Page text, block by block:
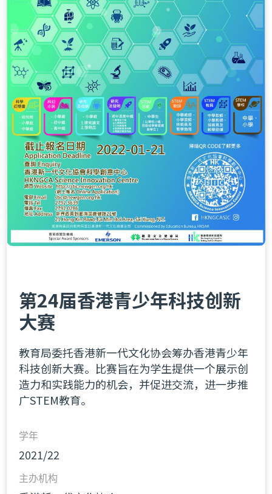
第24届香港青少年科技创新
大赛
教育局委托香港新一代文化协会筹办香港青少年
科技创新大赛。比赛旨在为学生提供一个展示创
造力和实践能力的机会，并促进交流，进一步推
广STEM教育。
学年
2021/22
主办机构